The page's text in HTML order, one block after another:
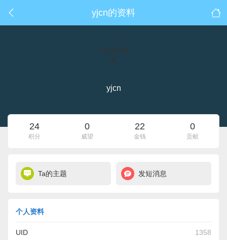
yjcn的资料
点击重新加
yjcn
24
积分
0
威望
22
金钱
0
贡献
Ta的主题 发短消息
个人资料
UID 1358